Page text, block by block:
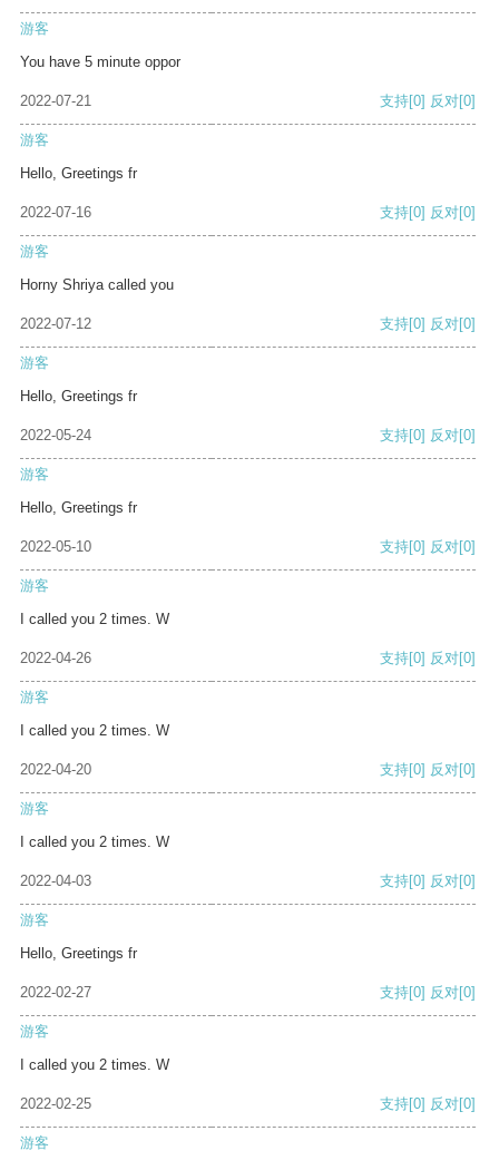
游客
You have 5 minute oppor
2022-07-21 支持[0] 反对[0]
游客
Hello, Greetings fr
2022-07-16 支持[0] 反对[0]
游客
Horny Shriya called you
2022-07-12 支持[0] 反对[0]
游客
Hello, Greetings fr
2022-05-24 支持[0] 反对[0]
游客
Hello, Greetings fr
2022-05-10 支持[0] 反对[0]
游客
I called you 2 times. W
2022-04-26 支持[0] 反对[0]
游客
I called you 2 times. W
2022-04-20 支持[0] 反对[0]
游客
I called you 2 times. W
2022-04-03 支持[0] 反对[0]
游客
Hello, Greetings fr
2022-02-27 支持[0] 反对[0]
游客
I called you 2 times. W
2022-02-25 支持[0] 反对[0]
游客